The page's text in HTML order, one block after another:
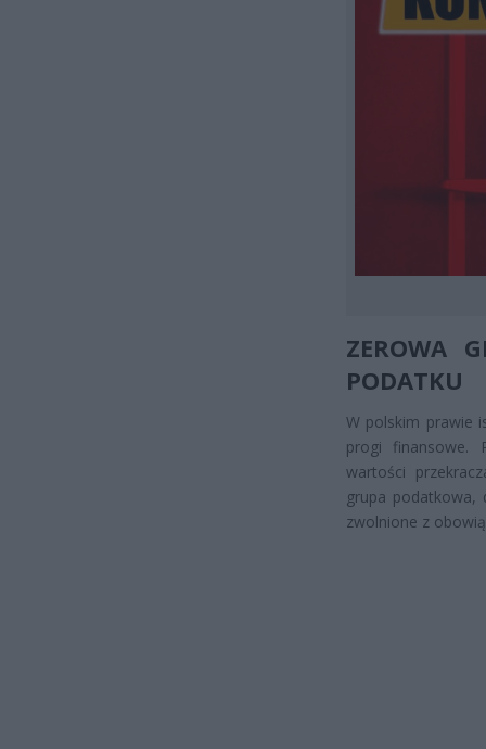
ZEROWA
PODATKU
W polskim prawie
progi finansowe.
wartości
grupa podatkowa,
zwolnione z